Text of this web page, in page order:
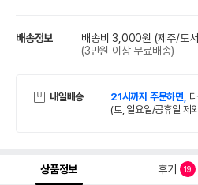
배송정보 배송비 3,000원 (제주/도
(3만원 이상 무료배송)
내일배송 21시까지 주문하면,
(토, 일요일/공휴일 제
상품정보 후기 19